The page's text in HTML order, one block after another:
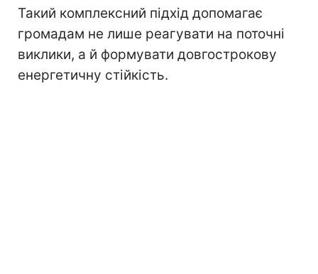
Такий комплексний підхід допомагає
громадам не лише реагувати на поточні
виклики, а й формувати довгострокову
енергетичну стійкість.